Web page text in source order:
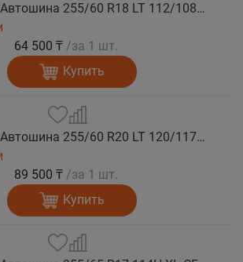
COMFORSER Автошина 255/60 R18 LT 112/108S CF1100 RWL лето
64 500 ₸ /за 1 шт.
Купить
COMFORSER Автошина 255/60 R20 LT 120/117S CF1100 10PR RWL лето
89 500 ₸ /за 1 шт.
Купить